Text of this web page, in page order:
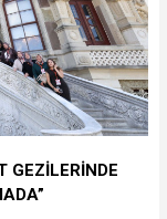
GEZİLERİNDE